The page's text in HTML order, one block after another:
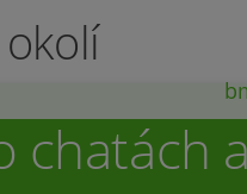
chatách